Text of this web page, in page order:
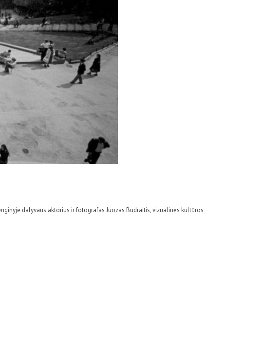
dalyvaus aktorius ir fotografas Juozas Budraitis, vizualinės kultūros